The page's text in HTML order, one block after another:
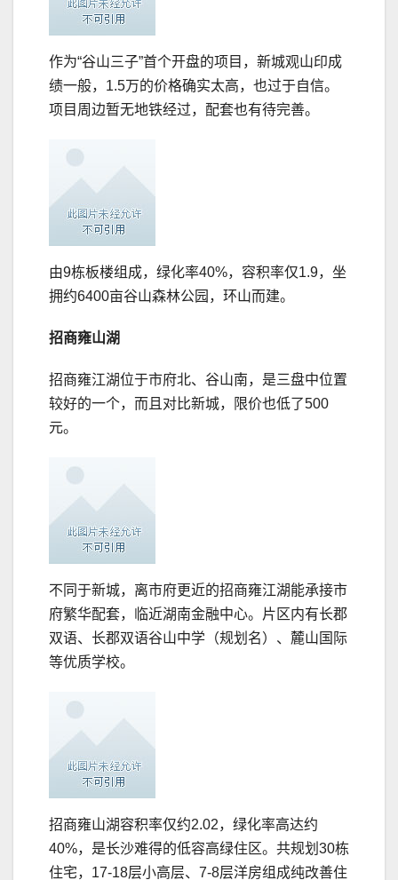
作为“谷山三子”首个开盘的项目，新城观山印成
绩一般，1.5万的价格确实太高，也过于自信。
项目周边暂无地铁经过，配套也有待完善。
由9栋板楼组成，绿化率40%，容积率仅1.9，坐
拥约6400亩谷山森林公园，环山而建。
招商雍山湖
招商雍江湖位于市府北、谷山南，是三盘中位置
较好的一个，而且对比新城，限价也低了500
元。
不同于新城，离市府更近的招商雍江湖能承接市
府繁华配套，临近湖南金融中心。片区内有长郡
双语、长郡双语谷山中学（规划名）、麓山国际
等优质学校。
招商雍山湖容积率仅约2.02，绿化率高达约
40%，是长沙难得的低容高绿住区。共规划30栋
住宅，17-18层小高层、7-8层洋房组成纯改善住